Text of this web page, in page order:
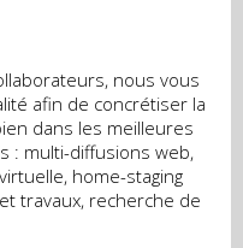
nous vous
afin de concrétiser la
dans les meilleures
: multi-diffusions web,
home-staging
travaux, recherche de